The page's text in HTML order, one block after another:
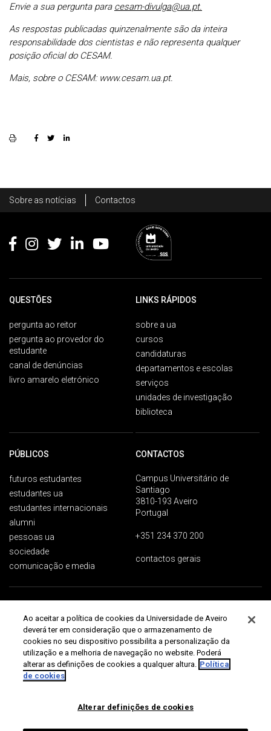
Envie a sua pergunta para cesam-divulga@ua.pt.
As respostas publicadas quinzenalmente são da inteira
responsabilidade dos cientistas e não representa qualquer
posição oficial do CESAM.
Mais, sobre o CESAM: www.cesam.ua.pt.
Footer
Sobre as notícias Contactos
QUESTÕES
pergunta ao reitor
pergunta ao provedor do
estudante
canal de denúncias
livro amarelo eletrónico
LINKS RÁPIDOS
sobre a ua
cursos
candidaturas
departamentos e escolas
serviços
unidades de investigação
biblioteca
PÚBLICOS
futuros estudantes
estudantes ua
estudantes internacionais
alumni
pessoas ua
sociedade
comunicação e media
CONTACTOS
Campus Universitário de
Santiago
3810-193 Aveiro
Portugal
+351 234 370 200
contactos gerais
Universidade de Aveiro 2026
Ao aceitar a política de cookies da Universidade de Aveiro
deverá ter em consideração que o armazenamento de
cookies no seu dispositivo possibilita a personalização da
utilização e a melhoria de navegação no website. Poderá
alterar as definições de cookies a qualquer altura. Política
de cookies
Alterar definições de cookies